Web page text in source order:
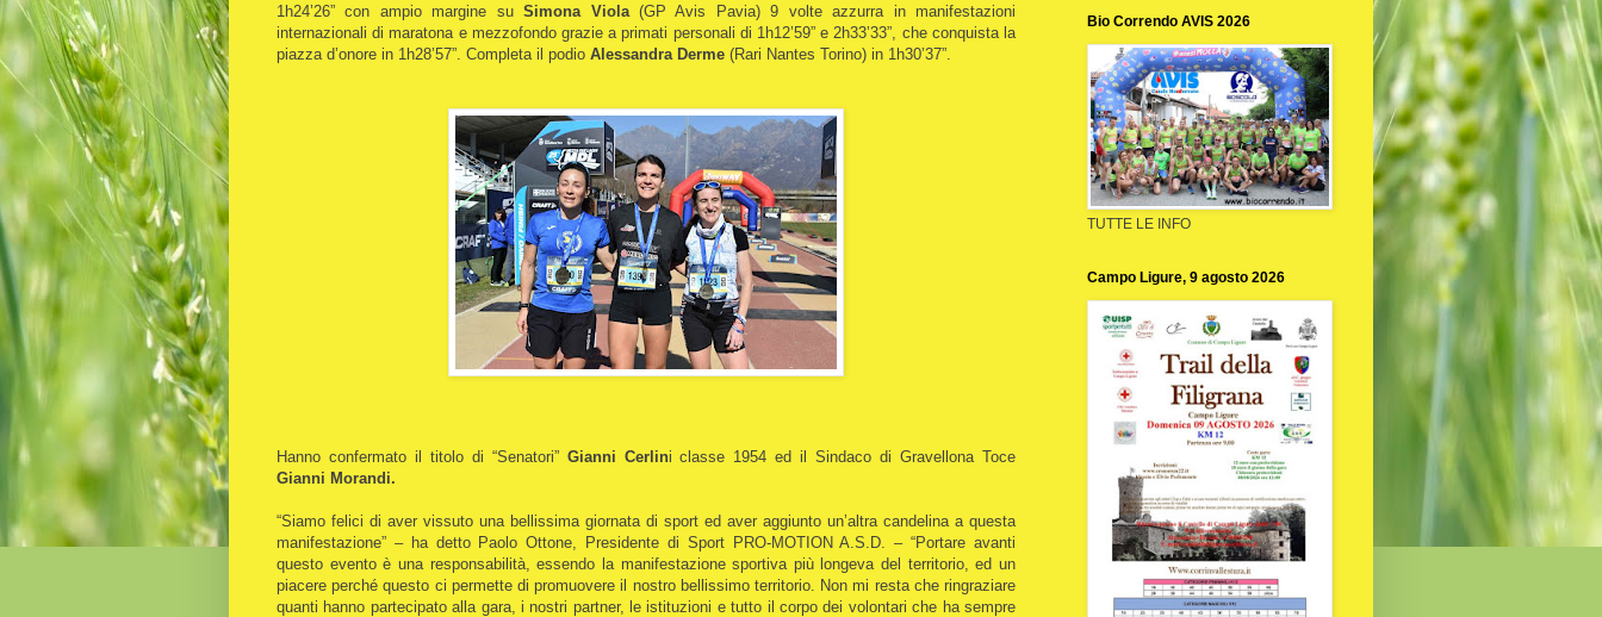
1h24’26” con ampio margine suSimona Viola(GP Avis Pavia) 9 volte azzurra in manifestazioni
internazionali di maratona e mezzofondo grazie a primati personali di 1h12’59” e 2h33’33”, che conquista la
piazza d’onore in 1h28’57”. Completa il podio Alessandra Derme (Rari Nantes Torino) in 1h30’37”.
Hanno confermato il titolo di “Senatori”Gianni Cerlini classe 1954 ed il Sindaco di Gravellona Toce
Gianni Morandi.
“Siamo felici di aver vissuto una bellissima giornata di sport ed aver aggiunto un’altra candelina a questa
manifestazione” – ha detto Paolo Ottone, Presidente di Sport PRO-MOTION A.S.D. – “Portare avanti
questo evento è una responsabilità, essendo la manifestazione sportiva più longeva del territorio, ed un
piacere perché questo ci permette di promuovere il nostro bellissimo territorio. Non mi resta che ringraziare
quanti hanno partecipato alla gara, i nostri partner, le istituzioni e tutto il corpo dei volontari che ha sempre
Bio Correndo AVIS 2026
TUTTE LE INFO
Campo Ligure, 9 agosto 2026